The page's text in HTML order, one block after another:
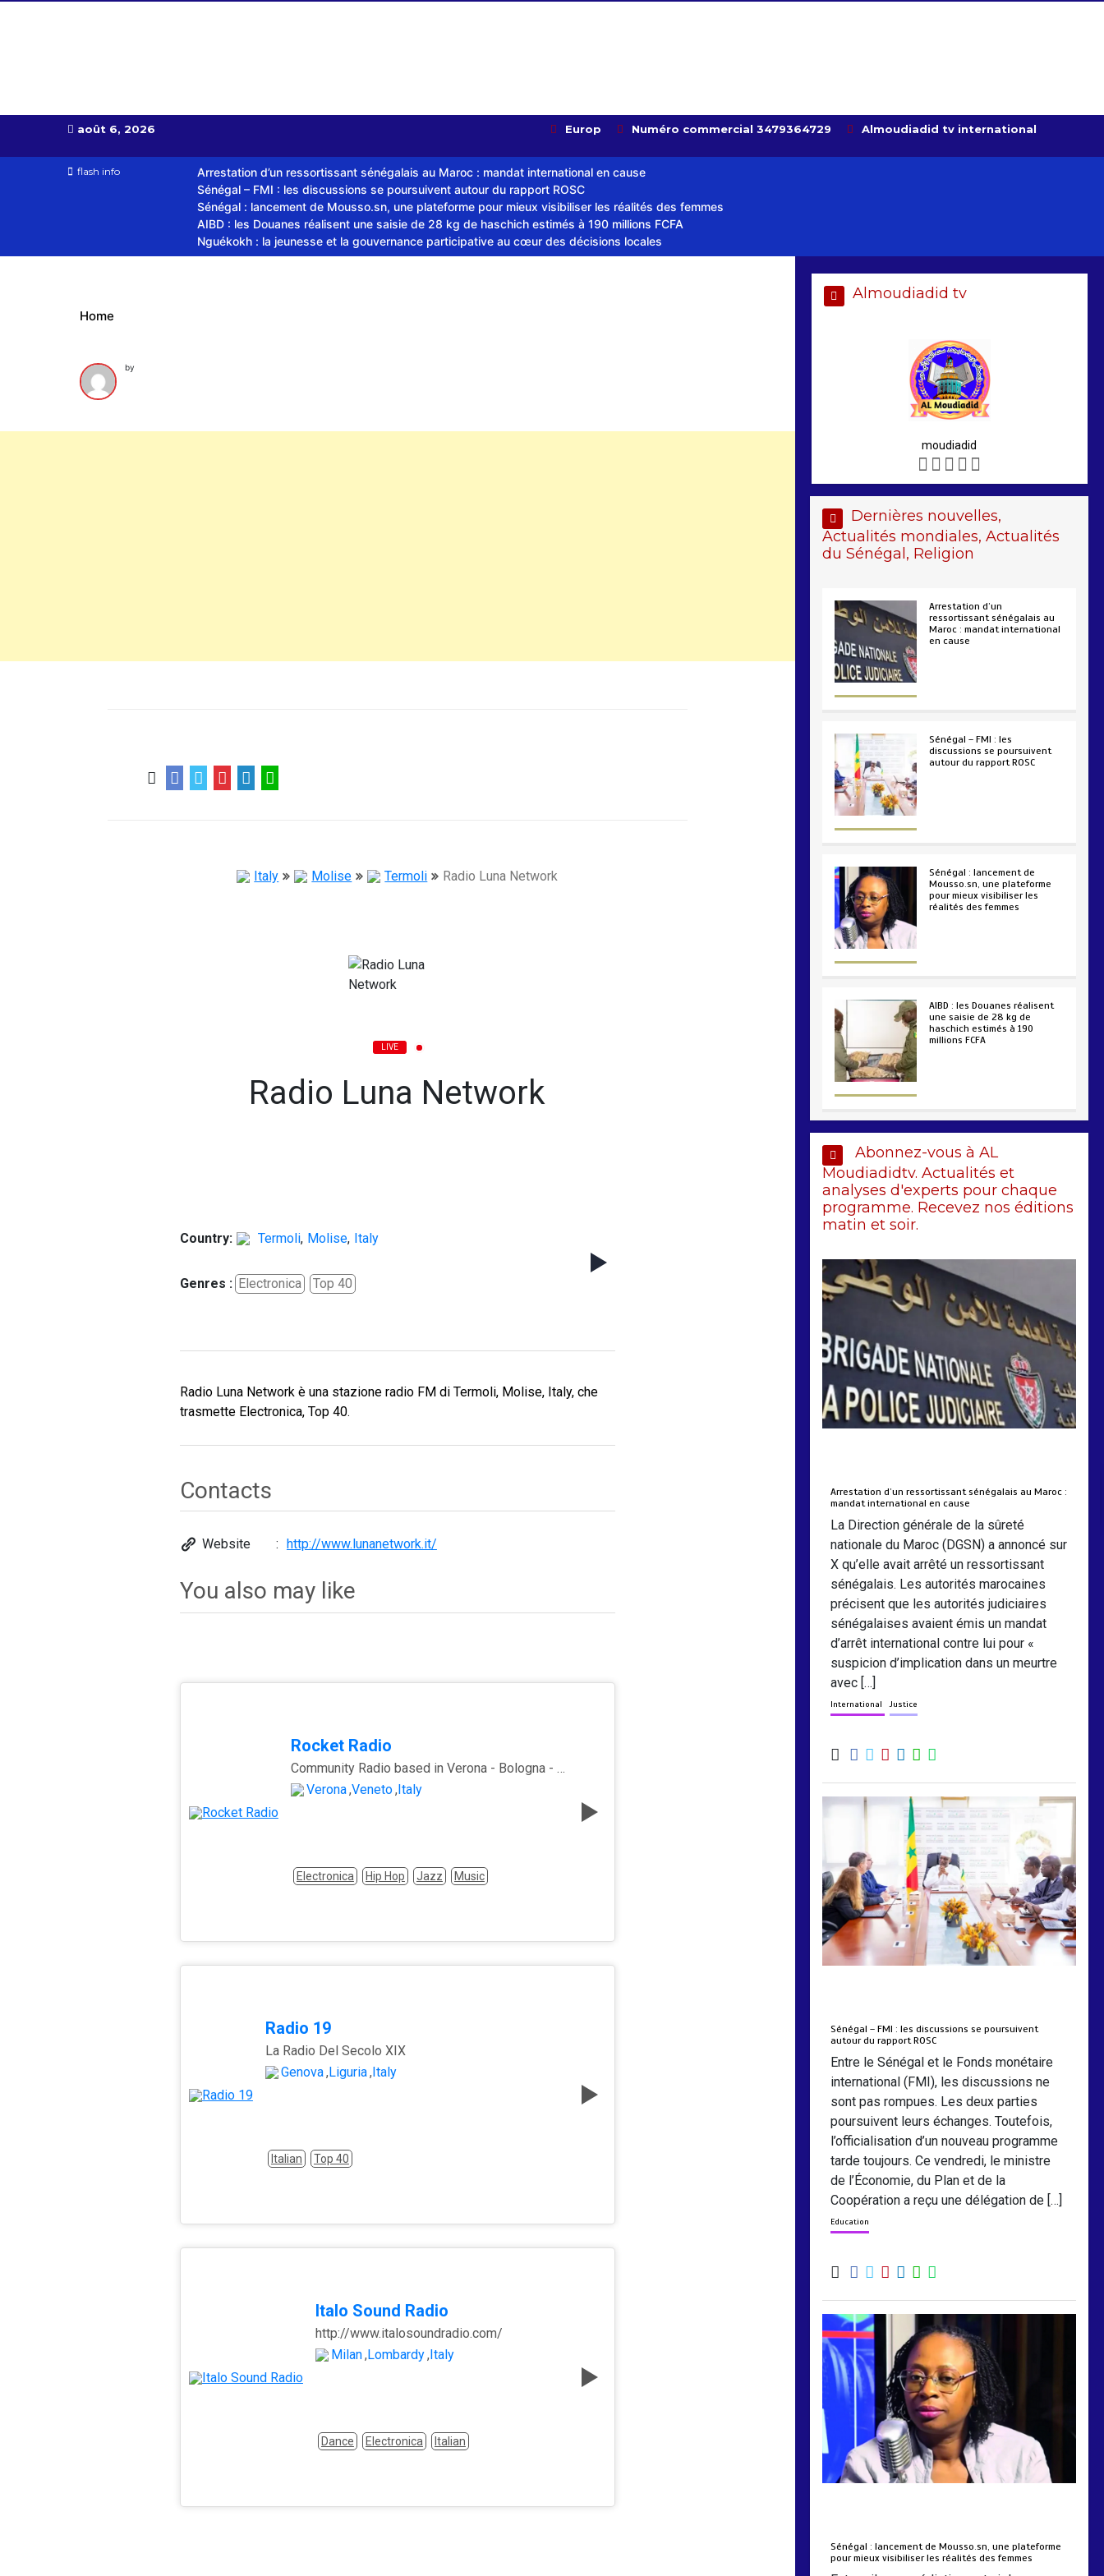
août 6, 2026 Europ Numéro commercial 3479364729 Almoudiadid tv international
flash info
Arrestation d’un ressortissant sénégalais au Maroc : mandat international en cause
Sénégal – FMI : les discussions se poursuivent autour du rapport ROSC
Sénégal : lancement de Mousso.sn, une plateforme pour mieux visibiliser les réalités des femmes
AIBD : les Douanes réalisent une saisie de 28 kg de haschich estimés à 190 millions FCFA
Nguékokh : la jeunesse et la gouvernance participative au cœur des décisions locales
Home
by
Italy Molise Termoli Radio Luna Network
LIVE
Radio Luna Network
Country: Termoli, Molise, Italy
Genres : Electronica Top 40
Radio Luna Network è una stazione radio FM di Termoli, Molise, Italy, che
trasmette Electronica, Top 40.
Contacts
Website http://www.lunanetwork.it/
You also may like
Rocket Radio
Community Radio based in Verona - Bologna - Milano
Verona,Veneto,Italy
Electronica Hip Hop Jazz Music
Radio 19
La Radio Del Secolo XIX
Genova,Liguria,Italy
Italian Top 40
Italo Sound Radio
http://www.italosoundradio.com/
Milan,Lombardy,Italy
Dance Electronica Italian
Almoudiadid tv
moudiadid
Dernières nouvelles,
Actualités mondiales, Actualités
du Sénégal, Religion
Arrestation d’un
ressortissant sénégalais au
Maroc : mandat international
en cause
Sénégal – FMI : les
discussions se poursuivent
autour du rapport ROSC
Sénégal : lancement de
Mousso.sn, une plateforme
pour mieux visibiliser les
réalités des femmes
AIBD : les Douanes réalisent
une saisie de 28 kg de
haschich estimés à 190
millions FCFA
Abonnez-vous à AL
Moudiadidtv. Actualités et
analyses d'experts pour chaque
programme. Recevez nos éditions
matin et soir.
Arrestation d’un ressortissant sénégalais au Maroc :
mandat international en cause
La Direction générale de la sûreté
nationale du Maroc (DGSN) a annoncé sur
X qu’elle avait arrêté un ressortissant
sénégalais. Les autorités marocaines
précisent que les autorités judiciaires
sénégalaises avaient émis un mandat
d’arrêt international contre lui pour «
suspicion d’implication dans un meurtre
avec […]
International Justice
Sénégal – FMI : les discussions se poursuivent
autour du rapport ROSC
Entre le Sénégal et le Fonds monétaire
international (FMI), les discussions ne
sont pas rompues. Les deux parties
poursuivent leurs échanges. Toutefois,
l’officialisation d’un nouveau programme
tarde toujours. Ce vendredi, le ministre
de l’Économie, du Plan et de la
Coopération a reçu une délégation de […]
Education
Sénégal : lancement de Mousso.sn, une plateforme
pour mieux visibiliser les réalités des femmes